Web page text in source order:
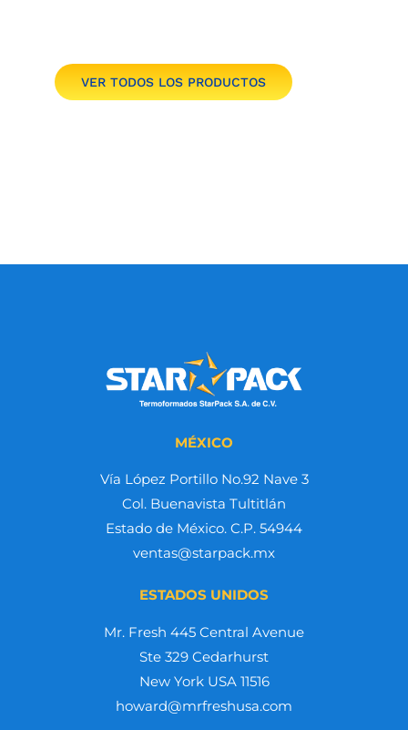
VER TODOS LOS PRODUCTOS
MÉXICO
Vía López Portillo No.92 Nave 3
Col. Buenavista Tultitlán
Estado de México. C.P. 54944
ventas@starpack.mx
ESTADOS UNIDOS
Mr. Fresh 445 Central Avenue
Ste 329 Cedarhurst
New York USA 11516
howard@mrfreshusa.com